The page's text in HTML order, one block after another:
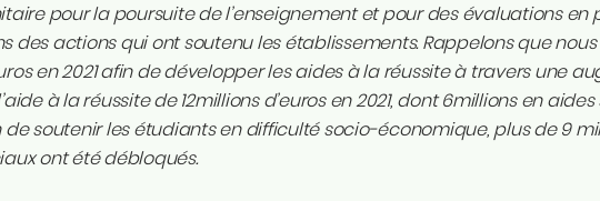
pour la poursuite de l’enseignement et pour des évaluations en
des actions qui ont soutenu les établissements. Rappelons que nous
en 2021 afin de développer les aides à la réussite à travers une
à la réussite de 12millions d’euros en 2021, dont 6millions en
de soutenir les étudiants en difficulté socio-économique, plus de 9
ont été débloqués.